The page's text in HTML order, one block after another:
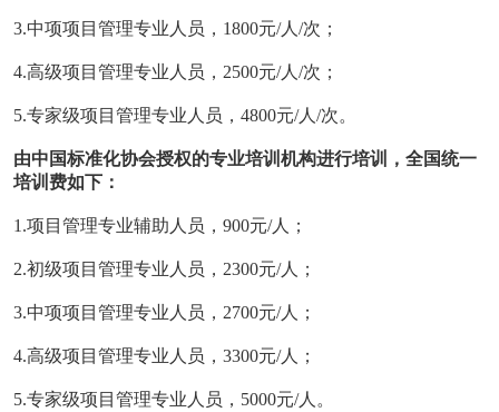
3.中项项目管理专业人员，1800元/人/次；
4.高级项目管理专业人员，2500元/人/次；
5.专家级项目管理专业人员，4800元/人/次。
由中国标准化协会授权的专业培训机构进行培训，全国统一
培训费如下：
1.项目管理专业辅助人员，900元/人；
2.初级项目管理专业人员，2300元/人；
3.中项项目管理专业人员，2700元/人；
4.高级项目管理专业人员，3300元/人；
5.专家级项目管理专业人员，5000元/人。